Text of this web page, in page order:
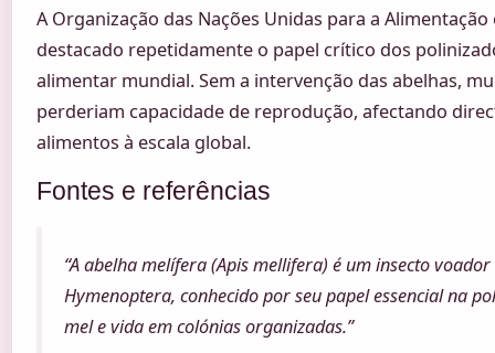
A Organização das Nações Unidas para a
destacado repetidamente o papel crítico dos
alimentar mundial. Sem a intervenção das abelhas,
perderiam capacidade de reprodução, afectando
alimentos à escala global.
Fontes e referências
“A abelha melífera (Apis mellifera) é um insecto
Hymenoptera, conhecido por seu papel essencial na
mel e vida em colónias organizadas.”